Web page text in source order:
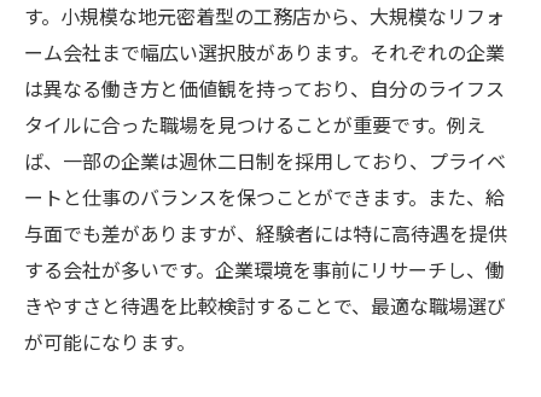
す。小規模な地元密着型の工務店から、大規模なリフォ
ーム会社まで幅広い選択肢があります。それぞれの企業
は異なる働き方と価値観を持っており、自分のライフス
タイルに合った職場を見つけることが重要です。例え
ば、一部の企業は週休二日制を採用しており、プライベ
ートと仕事のバランスを保つことができます。また、給
与面でも差がありますが、経験者には特に高待遇を提供
する会社が多いです。企業環境を事前にリサーチし、働
きやすさと待遇を比較検討することで、最適な職場選び
が可能になります。